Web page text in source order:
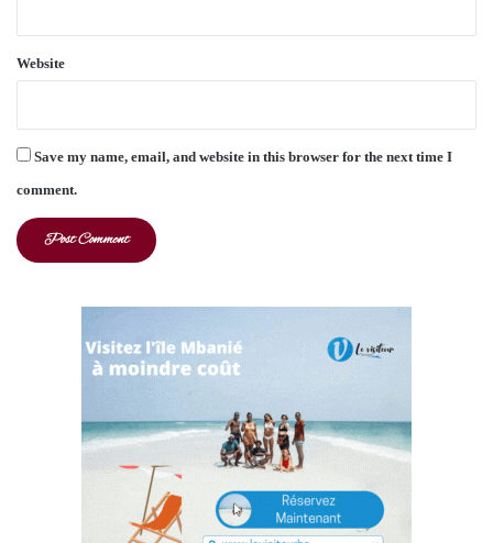
Website
Save my name, email, and website in this browser for the next time I
comment.